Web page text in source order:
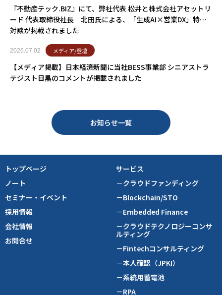
『不動産テック.BIZ』にて、弊社代表 松井と株式会社アセットリ
ード 代表取締役社長 北田氏による、「生成AI×営業DX」特別
対談が掲載されました
2026.07.02 メディア/登壇
【メディア掲載】日本経済新聞に当社BESS事業部 シニアストラ
テジスト目黒のコメントが掲載されました
お知らせ一覧
トップページ
ノート
セミナー・イベント
採用情報
会社情報
お問合せ
サービス
－クラウドファンディング
－Blockchain/STO
－Embedded Finance
－クラウドテクノロジーコンサ
ルティング
－Fintechコンサルティング
－本人確認（JPKI）
－系統用蓄電池
－RPA